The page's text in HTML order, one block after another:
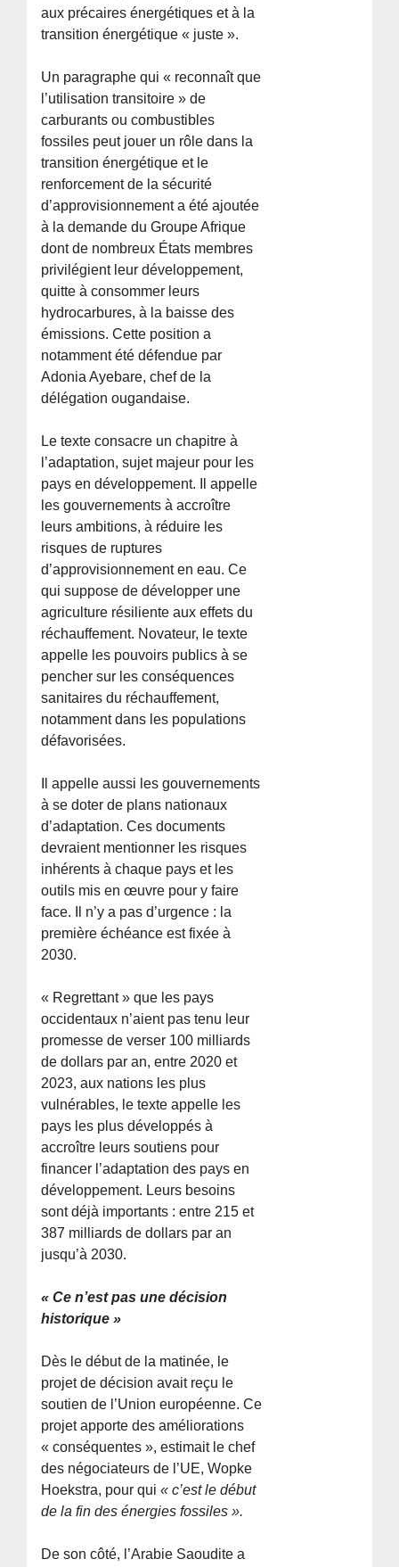
aux précaires énergétiques et à la
transition énergétique « juste ».
Un paragraphe qui « reconnaît que
l’utilisation transitoire » de
carburants ou combustibles
fossiles peut jouer un rôle dans la
transition énergétique et le
renforcement de la sécurité
d’approvisionnement a été ajoutée
à la demande du Groupe Afrique
dont de nombreux États membres
privilégient leur développement,
quitte à consommer leurs
hydrocarbures, à la baisse des
émissions. Cette position a
notamment été défendue par
Adonia Ayebare, chef de la
délégation ougandaise.
Le texte consacre un chapitre à
l’adaptation, sujet majeur pour les
pays en développement. Il appelle
les gouvernements à accroître
leurs ambitions, à réduire les
risques de ruptures
d’approvisionnement en eau. Ce
qui suppose de développer une
agriculture résiliente aux effets du
réchauffement. Novateur, le texte
appelle les pouvoirs publics à se
pencher sur les conséquences
sanitaires du réchauffement,
notamment dans les populations
défavorisées.
Il appelle aussi les gouvernements
à se doter de plans nationaux
d’adaptation. Ces documents
devraient mentionner les risques
inhérents à chaque pays et les
outils mis en œuvre pour y faire
face. Il n’y a pas d’urgence : la
première échéance est fixée à
2030.
« Regrettant » que les pays
occidentaux n’aient pas tenu leur
promesse de verser 100 milliards
de dollars par an, entre 2020 et
2023, aux nations les plus
vulnérables, le texte appelle les
pays les plus développés à
accroître leurs soutiens pour
financer l’adaptation des pays en
développement. Leurs besoins
sont déjà importants : entre 215 et
387 milliards de dollars par an
jusqu’à 2030.
« Ce n’est pas une décision
historique »
Dès le début de la matinée, le
projet de décision avait reçu le
soutien de l’Union européenne. Ce
projet apporte des améliorations
« conséquentes », estimait le chef
des négociateurs de l’UE, Wopke
Hoekstra, pour qui« c’est le début
de la fin des énergies fossiles ».
De son côté, l’Arabie Saoudite a